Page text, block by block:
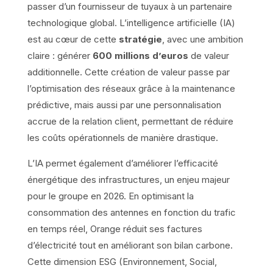
passer d’un fournisseur de tuyaux à un partenaire
technologique global. L’intelligence artificielle (IA)
est au cœur de cette stratégie , avec une ambition
claire : générer 600 millions d’euros de valeur
additionnelle. Cette création de valeur passe par
l’optimisation des réseaux grâce à la maintenance
prédictive, mais aussi par une personnalisation
accrue de la relation client, permettant de réduire
les coûts opérationnels de manière drastique.
L’IA permet également d’améliorer l’efficacité
énergétique des infrastructures, un enjeu majeur
pour le groupe en 2026. En optimisant la
consommation des antennes en fonction du trafic
en temps réel, Orange réduit ses factures
d’électricité tout en améliorant son bilan carbone.
Cette dimension ESG (Environnement, Social,